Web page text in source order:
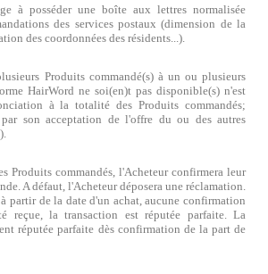
à posséder une boîte aux lettres normalisée
des services postaux (dimension de la
des coordonnées des résidents...).
Produits commandé(s) à un ou plusieurs
HairWord ne soi(en)t pas disponible(s) n'est
à la totalité des Produits commandés;
son acceptation de l'offre du ou des autres
Produits commandés, l'Acheteur confirmera leur
A défaut, l'Acheteur déposera une réclamation.
partir de la date d'un achat, aucune confirmation
reçue, la transaction est réputée parfaite. La
réputée parfaite dès confirmation de la part de